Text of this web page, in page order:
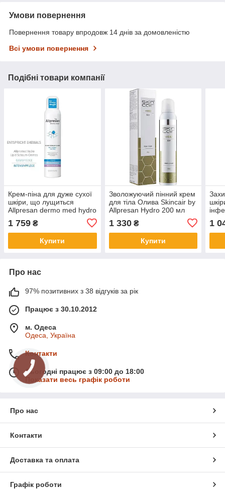
Умови повернення
Повернення товару впродовж 14 днів за домовленістю
Всі умови повернення
Подібні товари компанії
Крем-піна для дуже сухої
шкіри, що лущиться
Allpresan dermo med hydro
Intensive (заспокійливий),
Allpresan
1 759 ₴
Купити
Зволожуючий пінний крем
для тіла Олива Skincair by
Allpresan Hydro 200 мл
1 330₴
Купити
1
Про нас
97% позитивних з 38 відгуків за рік
Працює з 30.10.2012
м. Одеса
Одеса, Україна
Контакти
Сьогодні працює з 09:00 до 18:00
Показати весь графік роботи
Про нас
Контакти
Доставка та оплата
Графік роботи